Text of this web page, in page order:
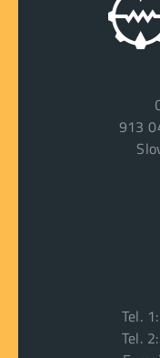
913
Tel. 1:
Tel. 2: